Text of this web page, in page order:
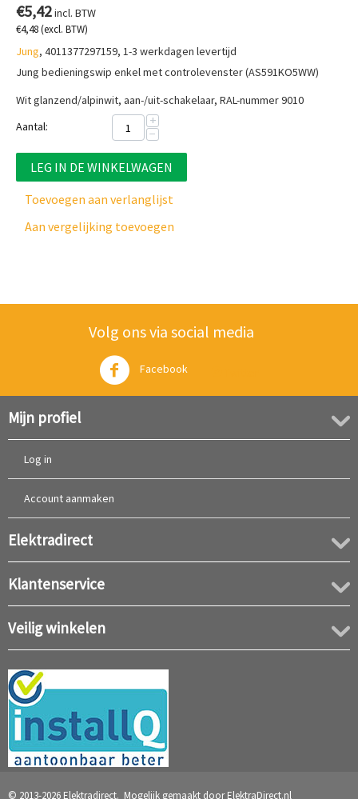
€5,42incl. BTW
€4,48(excl. BTW)
Jung, 4011377297159, 1-3 werkdagen levertijd
Jung bedieningswip enkel met controlevenster (AS591KO5WW)
Wit glanzend/alpinwit, aan-/uit-schakelaar, RAL-nummer 9010
Aantal:
+
−
LEG IN DE WINKELWAGEN
Toevoegen aan verlanglijst
Aan vergelijking toevoegen
Volg ons via social media
Facebook
Mijn profiel
Log in
Account aanmaken
Elektradirect
Klantenservice
Veilig winkelen
© 2013-2026 Elektradirect. Mogelijk gemaakt doorElektraDirect.nl